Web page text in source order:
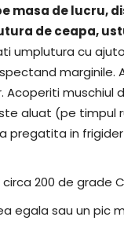
masa de lucru,
de ceapa,
umplutura cu
marginile.
Acoperiti
aluat (pe timpul
pregatita in
200 de grade
egala sau un pic